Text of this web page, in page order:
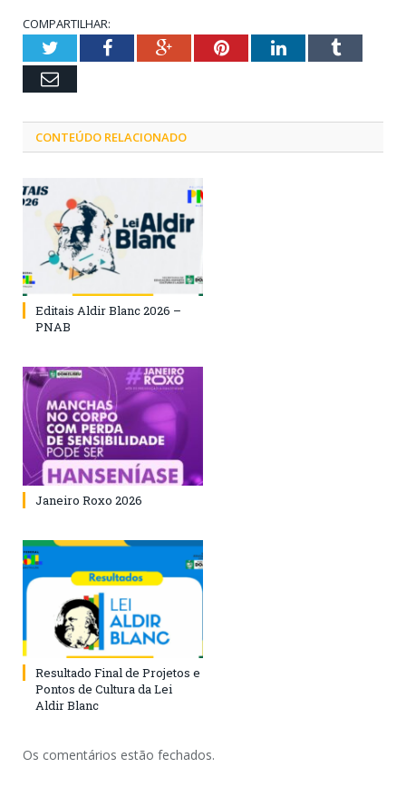
COMPARTILHAR:
TwitterFacebookGoogle+PinterestLinkedInTumblr
Email
CONTEÚDO RELACIONADO
Editais Aldir Blanc 2026 –
PNAB
Janeiro Roxo 2026
Resultado Final de Projetos e
Pontos de Cultura da Lei
Aldir Blanc
Os comentários estão fechados.